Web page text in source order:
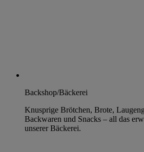
Backshop/Bäckerei
Knusprige Brötchen, Brote,
Backwaren und Snacks – all das
unserer Bäckerei.